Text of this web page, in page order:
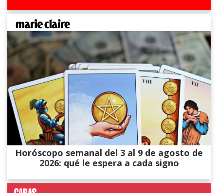
Horóscopo semanal del 3 al 9 de agosto de
2026: qué le espera a cada signo